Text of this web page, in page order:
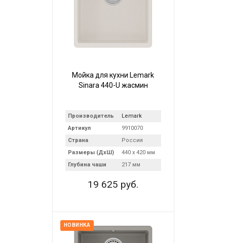
Мойка для кухни Lemark
Sinara 440-U жасмин
Производитель
Lemark
Артикул
9910070
Страна
Россия
Размеры (ДхШ)
440 х 420 мм
Глубина чаши
217 мм
19 625 руб.
НОВИНКА